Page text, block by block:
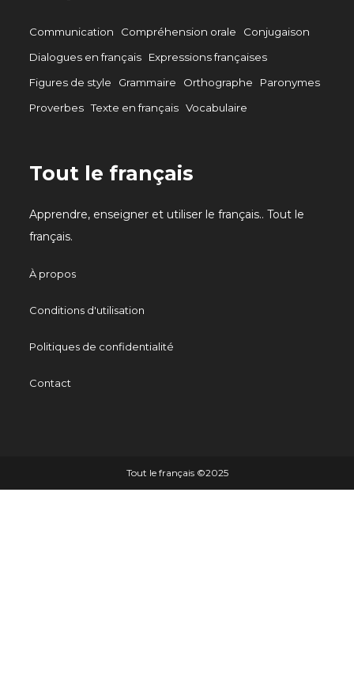
Communication Compréhension orale
Conjugaison
Dialogues en français
Expressions françaises
Figures de style
Grammaire Orthographe
Paronymes
Proverbes Texte en français Vocabulaire
Tout le français
Apprendre, enseigner et utiliser le français.. Tout le
français.
À propos
Conditions d'utilisation
Politiques de confidentialité
Contact
Tout le français ©️2025